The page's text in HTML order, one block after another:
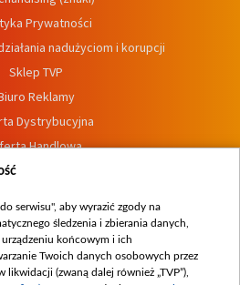
Prywatności
nadużyciom i korupcji
Sklep TVP
Reklamy
Dystrybucyjna
Handlowa
Dostępność
wewnętrznych
serwisu", aby wyrazić zgody na
śledzenia i zbierania danych,
końcowym i ich
Twoich danych osobowych przez
likwidacji (zwaną dalej również „TVP”),